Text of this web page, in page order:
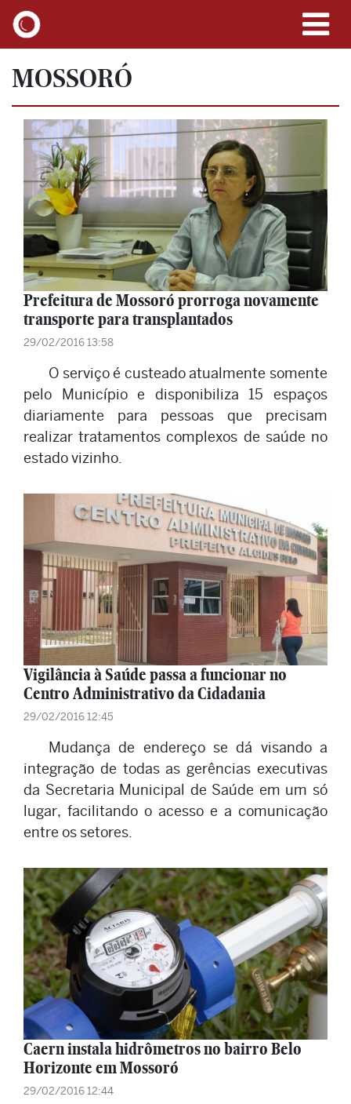
MOSSORÓ
Prefeitura de Mossoró prorroga novamente
transporte para transplantados
29/02/2016 13:58
O serviço é custeado atualmente somente
pelo Município e disponibiliza 15 espaços
diariamente para pessoas que precisam
realizar tratamentos complexos de saúde no
estado vizinho.
Vigilância à Saúde passa a funcionar no
Centro Administrativo da Cidadania
29/02/2016 12:45
Mudança de endereço se dá visando a
integração de todas as gerências executivas
da Secretaria Municipal de Saúde em um só
lugar, facilitando o acesso e a comunicação
entre os setores.
Caern instala hidrômetros no bairro Belo
Horizonte em Mossoró
29/02/2016 12:44